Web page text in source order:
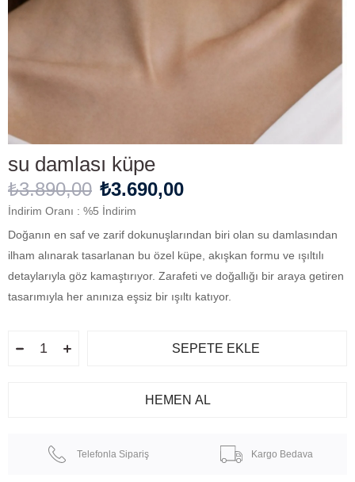
su damlası küpe
₺3.890,00 ₺3.690,00
İndirim Oranı : %5 İndirim
Doğanın en saf ve zarif dokunuşlarından biri olan su damlasından
ilham alınarak tasarlanan bu özel küpe, akışkan formu ve ışıltılı
detaylarıyla göz kamaştırıyor. Zarafeti ve doğallığı bir araya getiren
tasarımıyla her anınıza eşsiz bir ışıltı katıyor.
Telefonla Sipariş Kargo Bedava